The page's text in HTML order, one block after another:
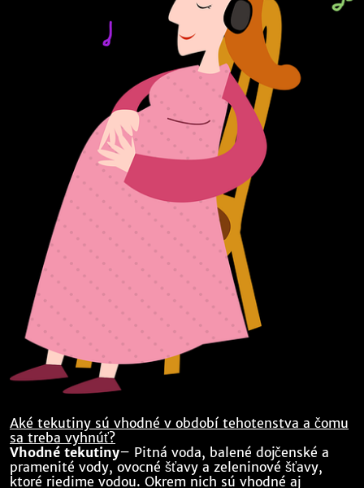
Aké tekutiny sú vhodné v období tehotenstva a čomu
sa treba vyhnúť?
Vhodné tekutiny– Pitná voda, balené dojčenské a
pramenité vody, ovocné šťavy a zeleninové šťavy,
ktoré riedime vodou. Okrem nich sú vhodné aj